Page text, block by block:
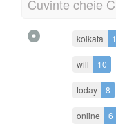
Cuvinte cheie
kolkata
will 10
today 8
online 6